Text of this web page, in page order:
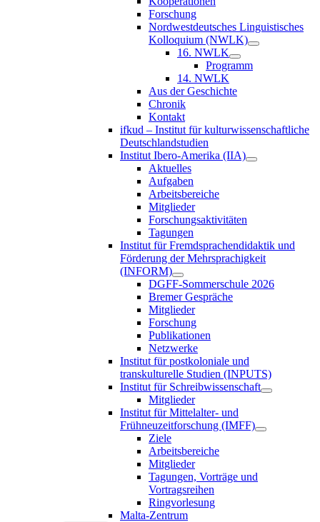
Forschung
Nordwestdeutsches Linguistisches
Kolloquium (NWLK)
16. NWLK
Programm
14. NWLK
Aus der Geschichte
Chronik
Kontakt
ifkud – Institut für kulturwissenschaftliche
Deutschlandstudien
Institut Ibero-Amerika (IIA)
Aktuelles
Aufgaben
Arbeitsbereiche
Mitglieder
Forschungsaktivitäten
Tagungen
Institut für Fremdsprachendidaktik und
Förderung der Mehrsprachigkeit
(INFORM)
DGFF-Sommerschule 2026
Bremer Gespräche
Mitglieder
Forschung
Publikationen
Netzwerke
Institut für postkoloniale und
transkulturelle Studien (INPUTS)
Institut für Schreibwissenschaft
Mitglieder
Institut für Mittelalter- und
Frühneuzeitforschung (IMFF)
Ziele
Arbeitsbereiche
Mitglieder
Tagungen, Vorträge und
Vortragsreihen
Ringvorlesung
Malta-Zentrum